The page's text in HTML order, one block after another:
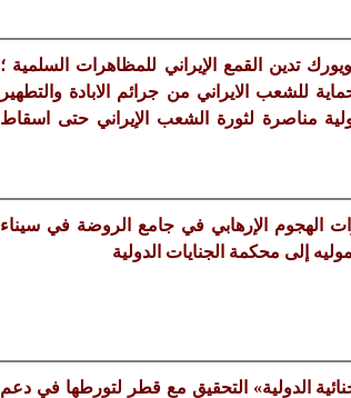
تدين القمع الإيراني للمظاهرات السلمية ؛
للشعب الايراني من جرائم الابادة والتطهير
مناصرة لثورة الشعب الإيراني حتى اسقاط
الهجوم الإرهابي في جامع الروضة في سيناء
إلى محكمة الجنايات الدولية
الدولية» التحقيق مع قطر لتورطها في دعم